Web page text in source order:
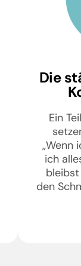
Die
Ein
„Wenn
ich
den